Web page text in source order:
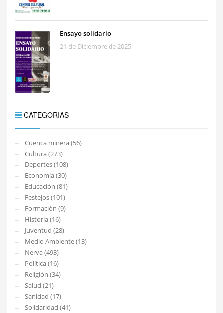
Ensayo solidario
21 de Diciembre de 2025
CATEGORIAS
Cuenca minera (56)
Cultura (273)
Deportes (108)
Economía (30)
Educación (81)
Festejos (101)
Formación (9)
Historia (16)
Juventud (28)
Medio Ambiente (13)
Nerva (493)
Política (16)
Religión (34)
Salud (21)
Sanidad (17)
Solidaridad (41)